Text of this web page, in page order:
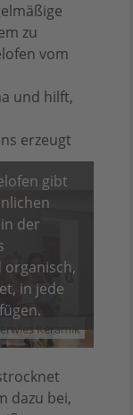
zu
vom
und hilft,
erzeugt
Keramik
gibt
der
organisch,
in jede
dazu bei,